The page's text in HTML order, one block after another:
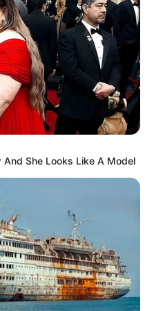
reforça que a
valorização dos
para fortalecer o SUSe
a saúde pública nos territórios
She Looks Like A Model